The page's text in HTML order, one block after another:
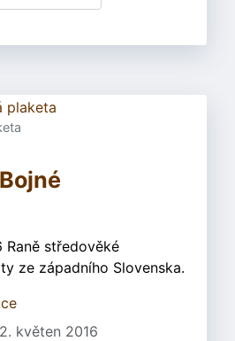
Raně středověké
ze západního Slovenska.
květen 2016